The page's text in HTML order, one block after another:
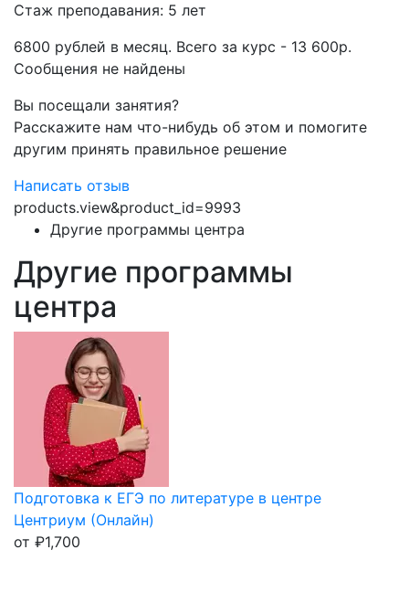
Стаж преподавания: 5 лет
6800 рублей в месяц. Всего за курс - 13 600р.
Сообщения не найдены
Вы посещали занятия?
Расскажите нам что-нибудь об этом и помогите
другим принять правильное решение
Написать отзыв
products.view&product_id=9993
Другие программы центра
Другие программы
центра
Подготовка к ЕГЭ по литературе в центре
Центриум (Онлайн)
от ₽1,700